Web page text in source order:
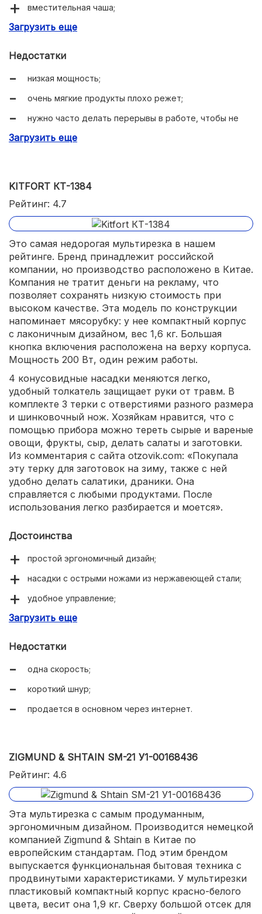
вместительная чаша;
7 насадок;
Загрузить еще
Недостатки
низкая мощность;
очень мягкие продукты плохо режет;
нужно часто делать перерывы в работе, чтобы не
Загрузить еще
KITFORT КТ-1384
Рейтинг: 4.7
Это самая недорогая мультирезка в нашем
рейтинге. Бренд принадлежит российской
компании, но производство расположено в Китае.
Компания не тратит деньги на рекламу, что
позволяет сохранять низкую стоимость при
высоком качестве. Эта модель по конструкции
напоминает мясорубку: у нее компактный корпус
с лаконичным дизайном, вес 1,6 кг. Большая
кнопка включения расположена на верху корпуса.
Мощность 200 Вт, один режим работы.
4 конусовидные насадки меняются легко,
удобный толкатель защищает руки от травм. В
комплекте 3 терки с отверстиями разного размера
и шинковочный нож. Хозяйкам нравится, что с
помощью прибора можно тереть сырые и вареные
овощи, фрукты, сыр, делать салаты и заготовки.
Из комментария с сайта otzovik.com: «Покупала
эту терку для заготовок на зиму, также с ней
удобно делать салатики, драники. Она
справляется с любыми продуктами. После
использования легко разбирается и моется».
Достоинства
простой эргономичный дизайн;
насадки с острыми ножами из нержавеющей стали;
удобное управление;
непрерывная работа 10 минут;
Загрузить еще
Недостатки
одна скорость;
короткий шнур;
продается в основном через интернет.
ZIGMUND & SHTAIN SM-21 У1-00168436
Рейтинг: 4.6
Эта мультирезка с самым продуманным,
эргономичным дизайном. Производится немецкой
компанией Zigmund & Shtain в Китае по
европейским стандартам. Под этим брендом
выпускается функциональная бытовая техника с
продвинутыми характеристиками. У мультирезки
пластиковый компактный корпус красно-белого
цвета, весит она 1,9 кг. Сверху большой отсек для